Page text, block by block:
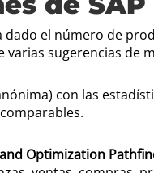
el número de
sugerencias de
con las
Optimization